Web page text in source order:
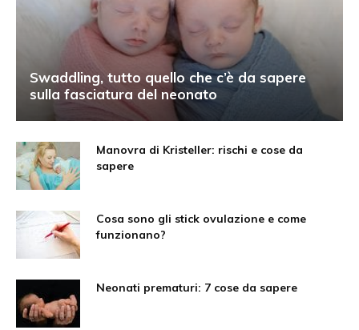
Swaddling, tutto quello che c’è da sapere
sulla fasciatura del neonato
Manovra di Kristeller: rischi e cose da
sapere
Cosa sono gli stick ovulazione e come
funzionano?
Neonati prematuri: 7 cose da sapere